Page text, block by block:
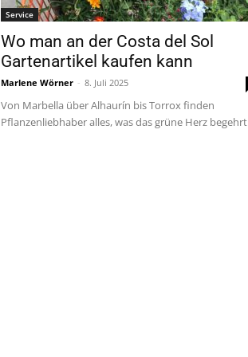
Service
Wo man an der Costa del Sol
Gartenartikel kaufen kann
Marlene Wörner - 8. Juli 2025
Von Marbella über Alhaurín bis Torrox finden
Pflanzenliebhaber alles, was das grüne Herz